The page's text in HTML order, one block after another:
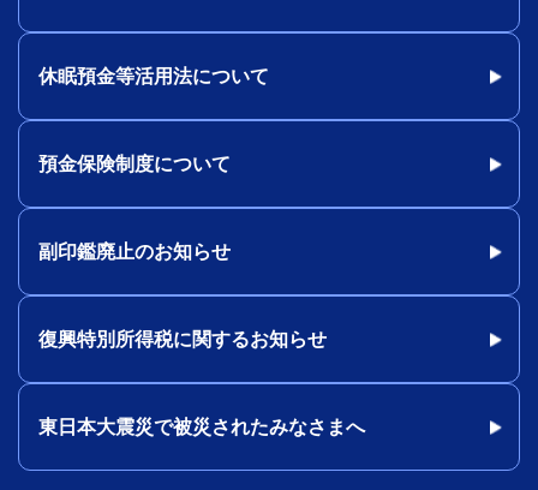
休眠預金等活用法について
預金保険制度について
副印鑑廃止のお知らせ
復興特別所得税に関するお知らせ
東日本大震災で被災されたみなさまへ